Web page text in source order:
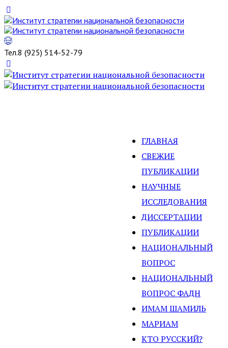
Тел.8 (925) 514-52-79
ГЛАВНАЯ
СВЕЖИЕ
ПУБЛИКАЦИИ
НАУЧНЫЕ
ИССЛЕДОВАНИЯ
ДИССЕРТАЦИИ
ПУБЛИКАЦИИ
НАЦИОНАЛЬНЫЙ
ВОПРОС
НАЦИОНАЛЬНЫЙ
ВОПРОС ФАДН
ИМАМ ШАМИЛЬ
МАРИАМ
КТО РУССКИЙ?